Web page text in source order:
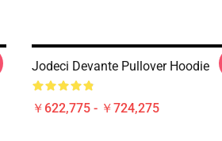
Jodeci Devante Pullover Hoodie
￥622,775 - ￥724,275